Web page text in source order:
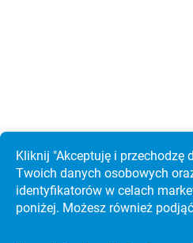
Kliknij "Akceptuję i
Twoich danych osobowych
identyfikatorów w celach
poniżej. Możesz również